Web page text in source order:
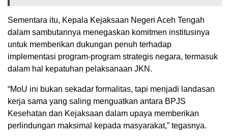
Sementara itu, Kepala Kejaksaan Negeri Aceh Tengah
dalam sambutannya menegaskan komitmen institusinya
untuk memberikan dukungan penuh terhadap
implementasi program-program strategis negara, termasuk
dalam hal kepatuhan pelaksanaan JKN.
“MoU ini bukan sekadar formalitas, tapi menjadi landasan
kerja sama yang saling menguatkan antara BPJS
Kesehatan dan Kejaksaan dalam upaya memberikan
perlindungan maksimal kepada masyarakat,” tegasnya.